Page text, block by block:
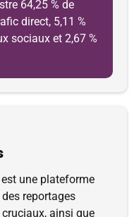
64,25 % de
direct, 5,11 %
sociaux et 2,67 %
une plateforme
reportages
ainsi que